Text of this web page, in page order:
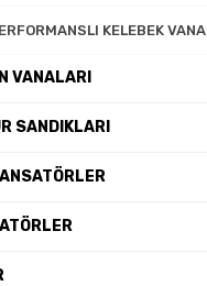
KELEBEK VANA
VANALARI
SANDIKLARI